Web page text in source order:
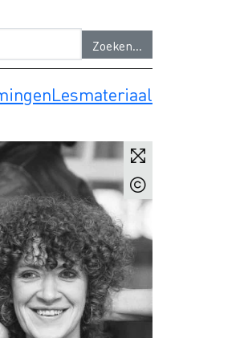
Lesmateriaal